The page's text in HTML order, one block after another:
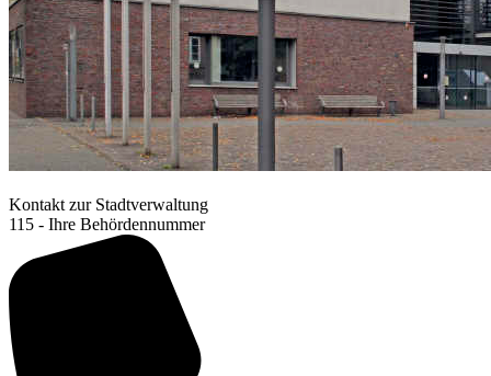
Kontakt zur Stadtverwaltung
115 - Ihre Behördennummer